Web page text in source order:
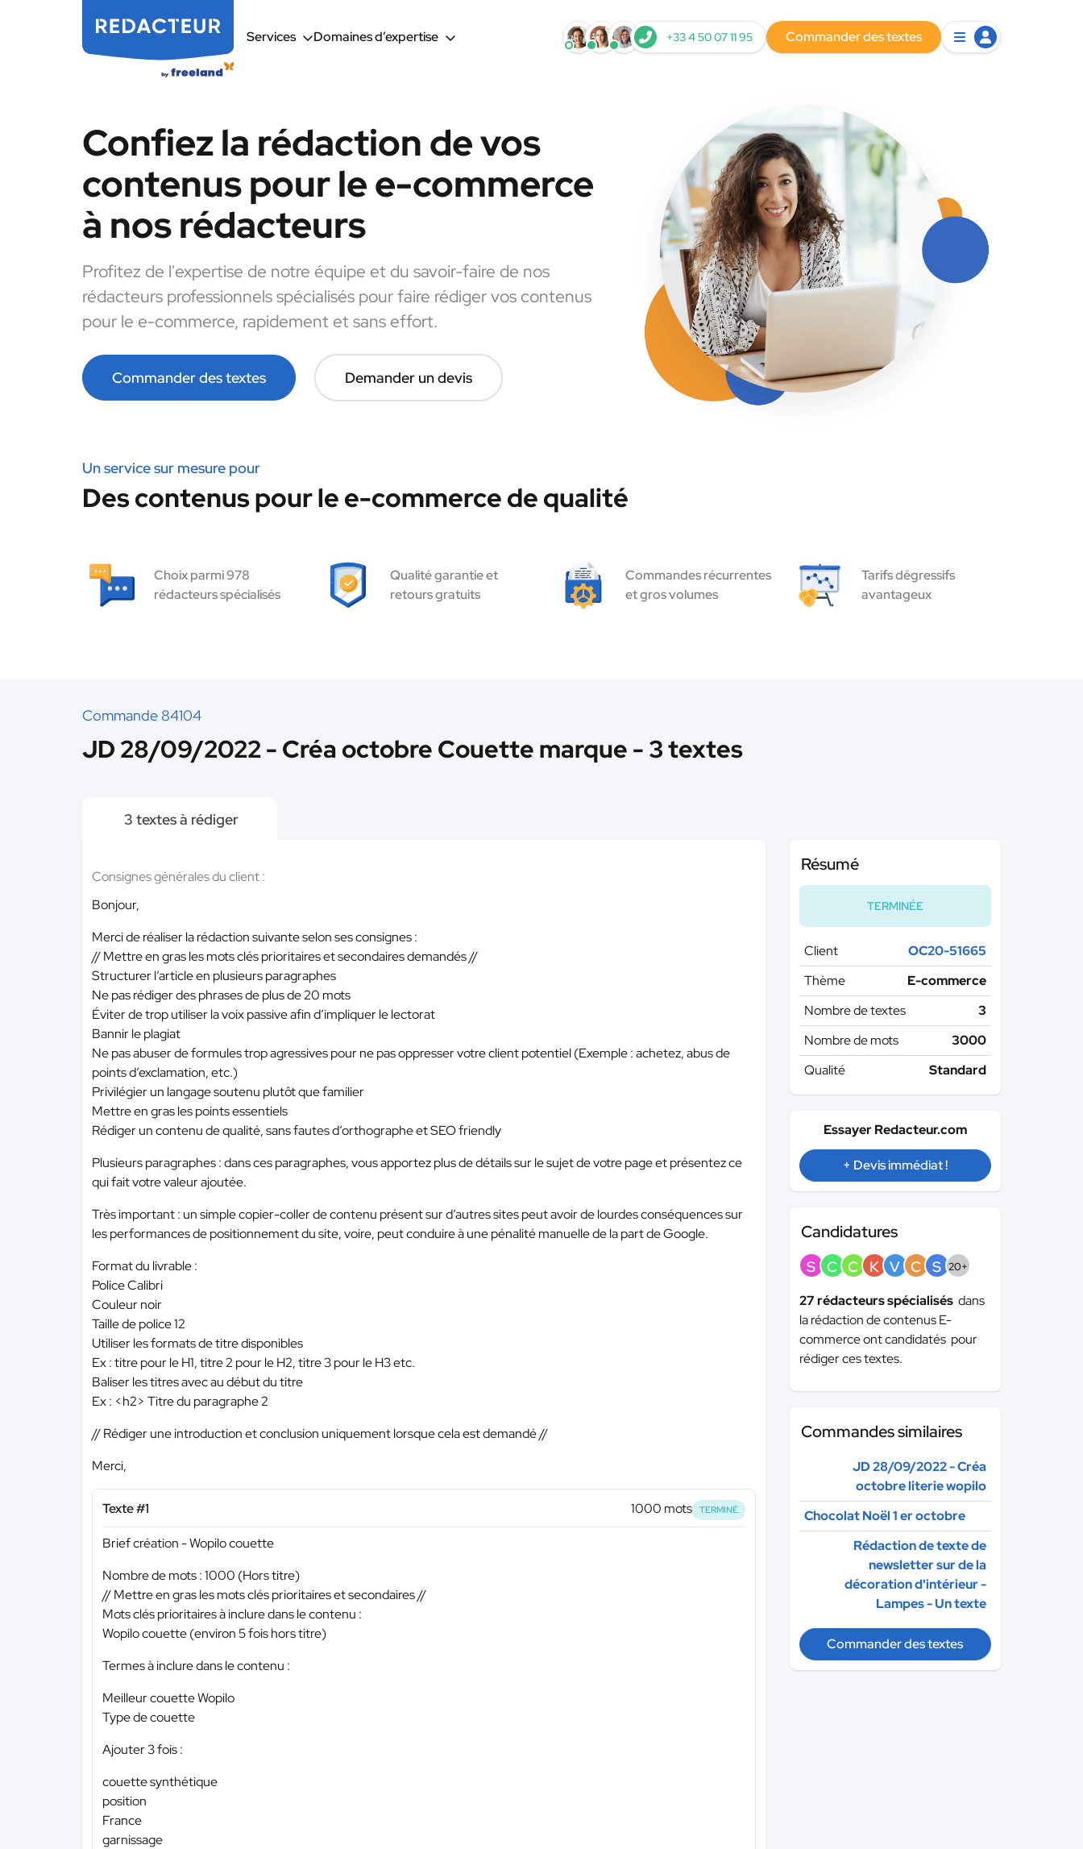
Services Domaines d’expertise +33 4 50 07 11 95 Commander des textes
Confiez la rédaction de vos
contenus pour le e-commerce
à nos rédacteurs
Profitez de l'expertise de notre équipe et du savoir-faire de nos
rédacteurs professionnels spécialisés pour faire rédiger vos contenus
pour le e-commerce, rapidement et sans effort.
Commander des textes Demander un devis
Un service sur mesure pour
Des contenus pour le e-commerce de qualité
Choix parmi 978
rédacteurs spécialisés
Qualité garantie et
retours gratuits
Commandes récurrentes
et gros volumes
Tarifs dégressifs
avantageux
Commande 84104
JD 28/09/2022 - Créa octobre Couette marque - 3 textes
3 textes à rédiger
Consignes générales du client :
Bonjour,
Merci de réaliser la rédaction suivante selon ses consignes :
// Mettre en gras les mots clés prioritaires et secondaires demandés //
Structurer l’article en plusieurs paragraphes
Ne pas rédiger des phrases de plus de 20 mots
Éviter de trop utiliser la voix passive afin d’impliquer le lectorat
Bannir le plagiat
Ne pas abuser de formules trop agressives pour ne pas oppresser votre client potentiel (Exemple : achetez, abus de
points d’exclamation, etc.)
Privilégier un langage soutenu plutôt que familier
Mettre en gras les points essentiels
Rédiger un contenu de qualité, sans fautes d’orthographe et SEO friendly
Plusieurs paragraphes : dans ces paragraphes, vous apportez plus de détails sur le sujet de votre page et présentez ce
qui fait votre valeur ajoutée.
Très important : un simple copier-coller de contenu présent sur d’autres sites peut avoir de lourdes conséquences sur
les performances de positionnement du site, voire, peut conduire à une pénalité manuelle de la part de Google.
Format du livrable :
Police Calibri
Couleur noir
Taille de police 12
Utiliser les formats de titre disponibles
Ex : titre pour le H1, titre 2 pour le H2, titre 3 pour le H3 etc.
Baliser les titres avec au début du titre
Ex : <h2> Titre du paragraphe 2
// Rédiger une introduction et conclusion uniquement lorsque cela est demandé //
Merci,
Texte #1 1000 mots TERMINÉ
Brief création - Wopilo couette
Nombre de mots : 1000 (Hors titre)
// Mettre en gras les mots clés prioritaires et secondaires //
Mots clés prioritaires à inclure dans le contenu :
Wopilo couette (environ 5 fois hors titre)
Termes à inclure dans le contenu :
Meilleur couette Wopilo
Type de couette
Ajouter 3 fois :
couette synthétique
position
France
garnissage
Résumé
TERMINÉE
Client
OC20-51665
Thème
E-commerce
Nombre de textes
3
Nombre de mots
3000
Qualité
Standard
Essayer Redacteur.com
+ Devis immédiat !
Candidatures
S C C K V C S 20+
27 rédacteurs spécialisés dans
la rédaction de contenus E-
commerce ont candidatés pour
rédiger ces textes.
Commandes similaires
JD 28/09/2022 - Créa
octobre literie wopilo
Chocolat Noël 1 er octobre
Rédaction de texte de
newsletter sur de la
décoration d'intérieur -
Lampes - Un texte
Commander des textes